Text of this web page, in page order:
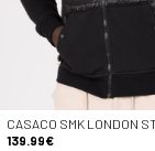
CASACO SMK LONDON
139.99€